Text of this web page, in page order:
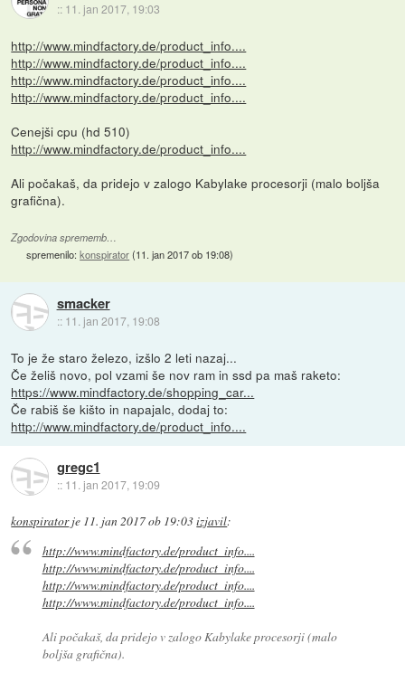
:: 11. jan 2017, 19:03
http://www.mindfactory.de/product_info....
http://www.mindfactory.de/product_info....
http://www.mindfactory.de/product_info....
http://www.mindfactory.de/product_info....
Cenejši cpu (hd 510)
http://www.mindfactory.de/product_info....
Ali počakaš, da pridejo v zalogo Kabylake procesorji (malo boljša
grafična).
Zgodovina sprememb…
spremenilo:konspirator(11. jan 2017 ob 19:08)
smacker
:: 11. jan 2017, 19:08
To je že staro železo, izšlo 2 leti nazaj...
Če želiš novo, pol vzami še nov ram in ssd pa maš raketo:
https://www.mindfactory.de/shopping_car...
Če rabiš še kišto in napajalc, dodaj to:
http://www.mindfactory.de/product_info....
gregc1
:: 11. jan 2017, 19:09
konspiratorje 11. jan 2017 ob 19:03izjavil:
http://www.mindfactory.de/product_info....
http://www.mindfactory.de/product_info....
http://www.mindfactory.de/product_info....
http://www.mindfactory.de/product_info....
Ali počakaš, da pridejo v zalogo Kabylake procesorji (malo
boljša grafična).